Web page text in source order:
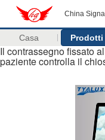
China
Casa Prodotti
Il contrassegno fissato
paziente controlla il